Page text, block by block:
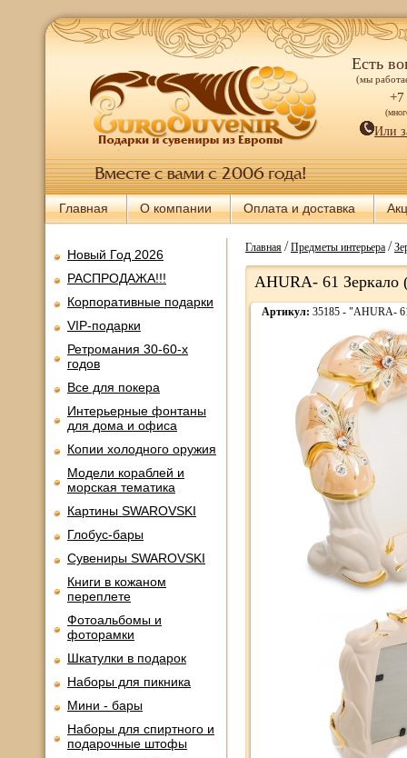
Есть
(мы
+7
Или
Главная О компании Оплата и доставка
Новый Год 2026
РАСПРОДАЖА!!!
Корпоративные подарки
VIP-подарки
Ретромания 30-60-х
годов
Все для покера
Интерьерные фонтаны
для дома и офиса
Копии холодного оружия
Модели кораблей и
морская тематика
Картины SWAROVSKI
Глобус-бары
Сувениры SWAROVSKI
Книги в кожаном
переплете
Фотоальбомы и
фоторамки
Шкатулки в подарок
Наборы для пикника
Мини - бары
Наборы для спиртного и
подарочные штофы
Главная/Предметы интерьера/
AHURA- 61 Зеркало
Артикул: 35185 - "AHURA-